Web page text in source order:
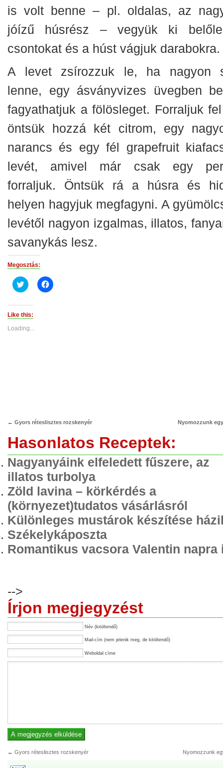
is volt benne – pl. oldalas, az
jóízű húsrész – vegyük ki
csontokat és a húst vágjuk darabokra.
A levet zsírozzuk le, ha nagyon
lenne, egy ásványvizes üvegben
fagyathatjuk a fölösleget. Forraljuk
öntsük hozzá két citrom, egy
narancs és egy fél grapefruit
levét, amivel már csak egy
forraljuk. Öntsük rá a húsra és
helyen hagyjuk megfagyni. A
levétől nagyon izgalmas, illatos,
savanykás lesz.
Megosztás:
Click
to
(Opens
in
new
Click
to
Like this:
Loading...
← Gyors réteslisztes rozskenyér Nyomozzunk
Hasonlatos Receptek:
Nagyanyáink elfeledett fűszere, az
illatos turbolya
Zöld lavina – körkérdés a
(környezet)tudatos vásárlásról
Különleges mustárok készítése
Székelykáposzta
Romantikus vacsora Valentin napra
-->
Írjon megjegyzést
Név (kitöltendő)
Mail-cím (nem jelenik meg, de kitöltendő)
Weboldal címe
← Gyors réteslisztes rozskenyér Nyomozzunk